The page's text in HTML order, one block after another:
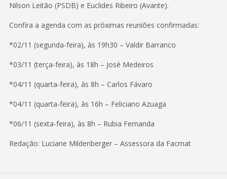
Nilson Leitão (PSDB) e Euclides Ribeiro (Avante).
Confira a agenda com as próximas reuniões confirmadas:
*02/11 (segunda-feira), às 19h30 – Valdir Barranco
*03/11 (terça-feira), às 18h – José Medeiros
*04/11 (quarta-feira), às 8h – Carlos Fávaro
*04/11 (quarta-feira), às 16h – Feliciano Azuaga
*06/11 (sexta-feira), às 8h – Rubia Fernanda
Redação: Luciane Mildenberger – Assessora da Facmat